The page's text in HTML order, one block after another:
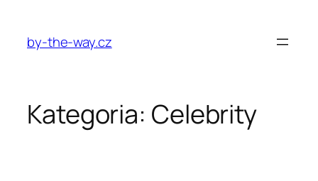
treściby-the-way.cz
Kategoria: Celebrity